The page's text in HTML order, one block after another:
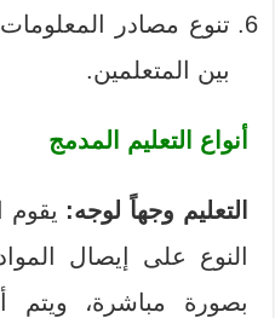
تنوع مصادر
بين المتعلمين.
أنواع التعليم المدمج
التعليم وجهاً لوجه: يقوم
النوع على إيصال
بصورة مباشرة، ويتم